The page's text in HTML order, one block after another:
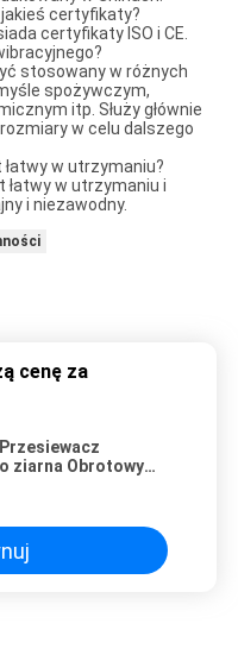
certyfikaty?
certyfikaty ISO i CE.
stosowany w różnych
spożywczym,
itp. Służy głównie
w celu dalszego
w utrzymaniu?
łatwy w utrzymaniu i
i niezawodny.
cenę za
ziarna Obrotowy